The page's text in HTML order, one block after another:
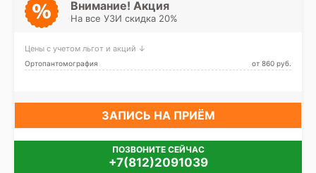
Внимание! Акция
На все УЗИ скидка 20%
Цены с учетом льгот и акций ↓
Ортопантомография от 860 pуб.
ЗАПИСЬ НА ПРИЁМ
ПОЗВОНИТЕ СЕЙЧАС
+7(812)2091039